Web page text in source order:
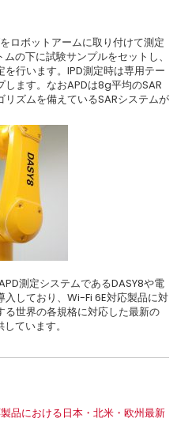
ロボットアームに取り付けて測定
の下に試験サンプルをセットし、
行います。IPD測定時は専用テー
ます。なおAPDは8g平均のSAR
ズムを備えているSARシステムが
測定システムであるDASY8や電
しており、Wi-Fi 6E対応製品に対
る世界の各規格に対応した最新の
ています。
品における日本・北米・欧州最新